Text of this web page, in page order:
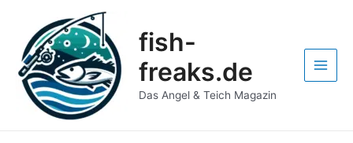
springen
fish-
freaks.de
Das Angel & Teich Magazin
navigation